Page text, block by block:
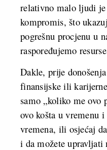
relativno malo ljudi je
kompromis, što
pogrešnu procjenu u
raspoređujemo
Dakle, prije
finansijske ili
samo „koliko me ovo
ovo košta u vremenu
vremena, ili osjećaj
i da možete upravljati